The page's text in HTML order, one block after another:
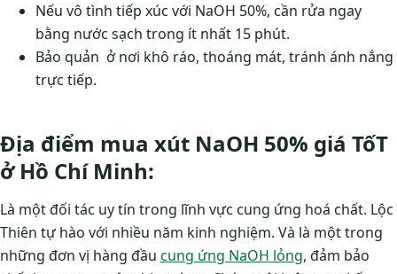
Nếu vô tình tiếp xúc với NaOH 50%, cần rửa ngay
bằng nước sạch trong ít nhất 15 phút.
Bảo quản ở nơi khô ráo, thoáng mát, tránh ánh nắng
trực tiếp.
Địa điểm mua xút NaOH 50% giá TốT
ở Hồ Chí Minh:
Là một đối tác uy tín trong lĩnh vực cung ứng hoá chất. Lộc
Thiên tự hào với nhiều năm kinh nghiệm. Và là một trong
những đơn vị hàng đầu cung ứng NaOH lỏng, đảm bảo